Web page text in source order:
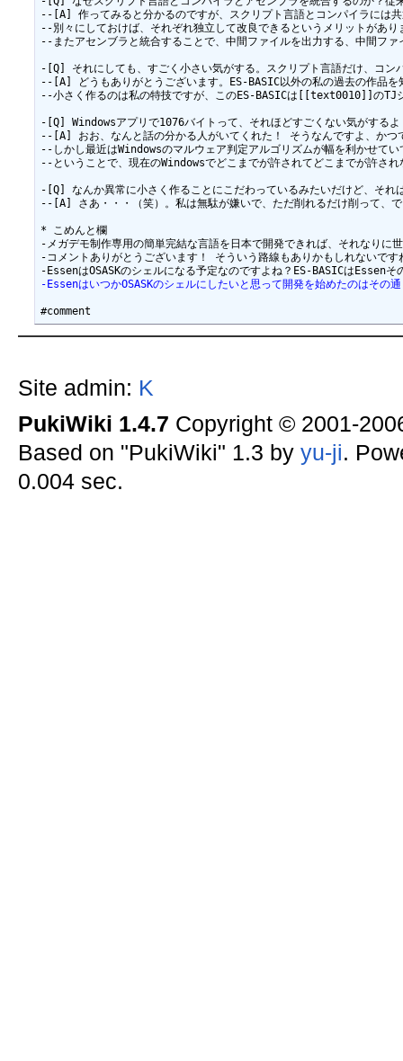
-EssenはいつかOSASKのシェルにしたいと思って開発を始めたの
Site admin: K
PukiWiki 1.4.7 Copyright © 2001-
Based on "PukiWiki" 1.3 by yu-ji.
0.004 sec.